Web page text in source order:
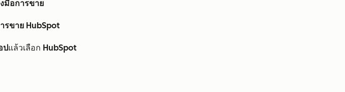
มือการขาย
รขาย HubSpot
ปแล้วเลือก HubSpot